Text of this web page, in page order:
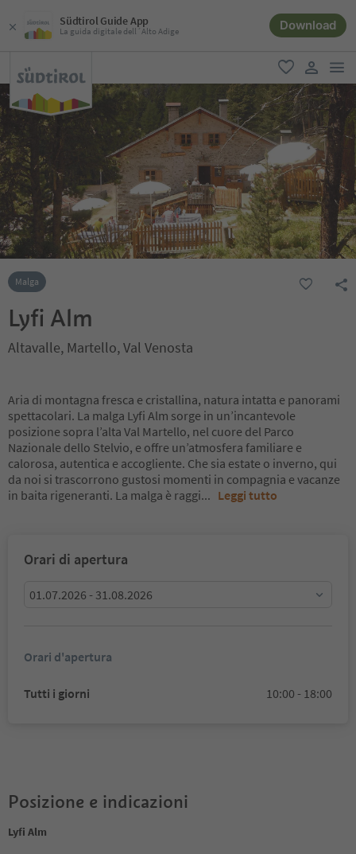
Südtirol Guide App
La guida digitale dell´Alto Adige Download
favoriti
user link
Malga
Lyfi Alm
Altavalle, Martello, Val Venosta
Aria di montagna fresca e cristallina, natura intatta e panorami
spettacolari. La malga Lyfi Alm sorge in un’incantevole
posizione sopra l’alta Val Martello, nel cuore del Parco
Nazionale dello Stelvio, e offre un’atmosfera familiare e
calorosa, autentica e accogliente. Che sia estate o inverno, qui
da noi si trascorrono gustosi momenti in compagnia e vacanze
in baita rigeneranti. La malga è raggi... Leggi tutto
Orari di apertura
01.07.2026 - 31.08.2026
Orari d'apertura
Tutti i giorni 10:00 - 18:00
Posizione e indicazioni
Lyfi Alm